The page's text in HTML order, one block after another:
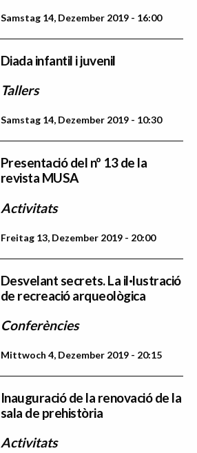
Samstag 14, Dezember 2019 - 16:00
Diada infantil i juvenil
Tallers
Samstag 14, Dezember 2019 - 10:30
Presentació del nº 13 de la
revista MUSA
Activitats
Freitag 13, Dezember 2019 - 20:00
Desvelant secrets. La il·lustració
de recreació arqueològica
Conferències
Mittwoch 4, Dezember 2019 - 20:15
Inauguració de la renovació de la
sala de prehistòria
Activitats